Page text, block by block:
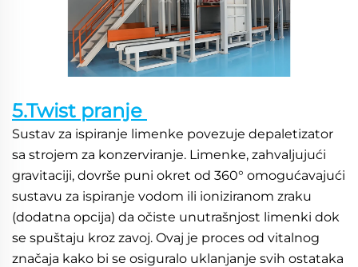
5.Twist pranje
Sustav za ispiranje limenke povezuje depaletizator
sa strojem za konzerviranje. Limenke, zahvaljujući
gravitaciji, dovrše puni okret od 360° omogućavajući
sustavu za ispiranje vodom ili ioniziranom zraku
(dodatna opcija) da očiste unutrašnjost limenki dok
se spuštaju kroz zavoj. Ovaj je proces od vitalnog
značaja kako bi se osiguralo uklanjanje svih ostataka